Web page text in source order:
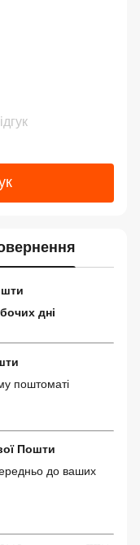
дні
поштоматі
Пошти
до ваших